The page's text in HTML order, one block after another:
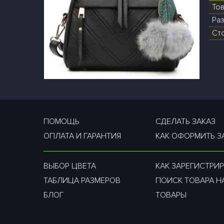
ПОМОЩЬ
ОПЛАТА И ГАРАНТИЯ
СДЕЛАТЬ ЗАКАЗ
КАК ОФОРМИТЬ
ВЫБОР ЦВЕТА
ТАБЛИЦА РАЗМЕРОВ
БЛОГ
КАК
ПОИСК ТОВАРА
ТОВАРЫ